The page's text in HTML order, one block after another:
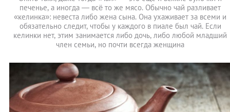
печенье, а иногда — всё то же мясо. Обычно чай разливает
«келинка»: невеста либо жена сына. Она ухаживает за всеми и
обязательно следит, чтобы у каждого в пиале был чай. Если
келинки нет, этим занимается либо дочь, либо любой младший
член семьи, но почти всегда женщина